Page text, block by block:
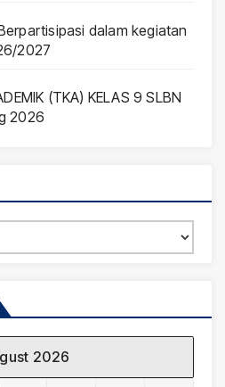
dalam kegiatan
2027
(TKA) KELAS 9 SLBN
2026
2026